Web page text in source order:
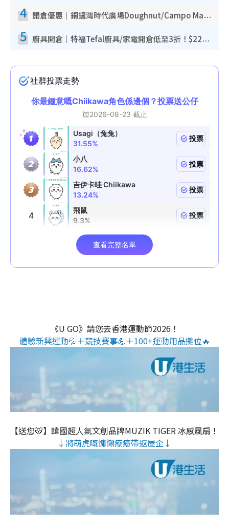
4 開倉優惠｜銅鑼灣時代廣場Doughnut/Campo Marzio開倉低至1折！背囊、書包、手袋劈價$200起
5 廚具開倉｜特福Tefal廚具/家電開倉低至3折！$220起買平底鍋/炒鑊/湯煲！電飯煲/吸塵機/燙斗$418起
《U GO》請您去香港運動節2026！
體驗新興運動💦＋競技賽事💪＋100+運動用品攤位🔥
【送您🐯】韓國超人氣文創品牌MUZIK TIGER 冰感風扇！
↓將萌虎嘅慵懶療癒帶返屋企↓